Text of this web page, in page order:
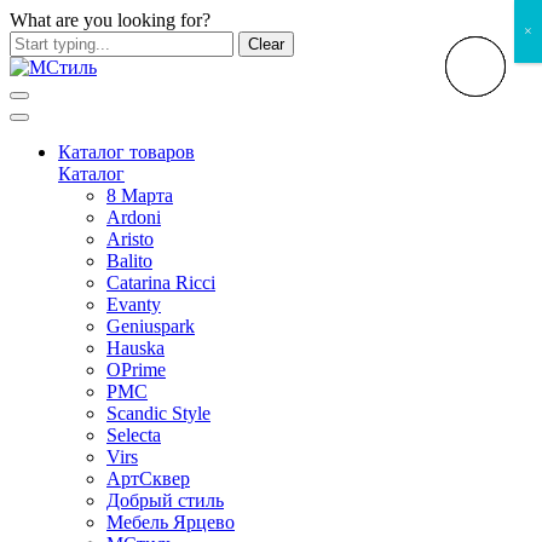
What are you looking for?
Clear
Каталог товаров
Каталог
8 Марта
Ardoni
Aristo
Balito
Catarina Ricci
Evanty
Geniuspark
Hauska
OPrime
PMC
Scandic Style
Selecta
Virs
АртСквер
Добрый стиль
Мебель Ярцево
×